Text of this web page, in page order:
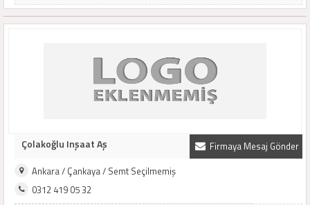
Firmaya Mesaj Gönder
Çolakoğlu Inşaat Aş
Ankara / Çankaya / Semt Seçilmemiş
0312 419 05 32